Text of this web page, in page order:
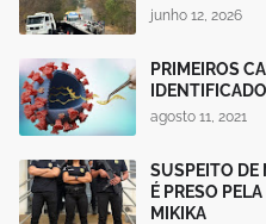
junho 12, 2026
PRIMEIROS
agosto 11, 2021
SUSPEITO DE
É PRESO
MIKIKA